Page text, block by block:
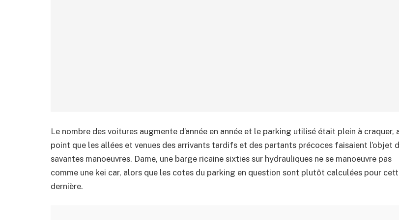
Le nombre des voitures augmente d’année en année et le parking utilisé était plein à craquer,
point que les allées et venues des arrivants tardifs et des partants précoces faisaient l’objet
savantes manoeuvres. Dame, une barge ricaine sixties sur hydrauliques ne se manoeuvre pas
comme une kei car, alors que les cotes du parking en question sont plutôt calculées pour
dernière.